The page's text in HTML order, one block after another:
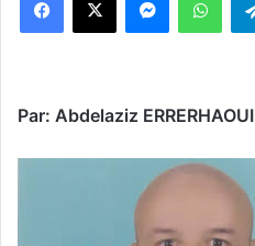
Par: Abdelaziz ERRERHAOUI